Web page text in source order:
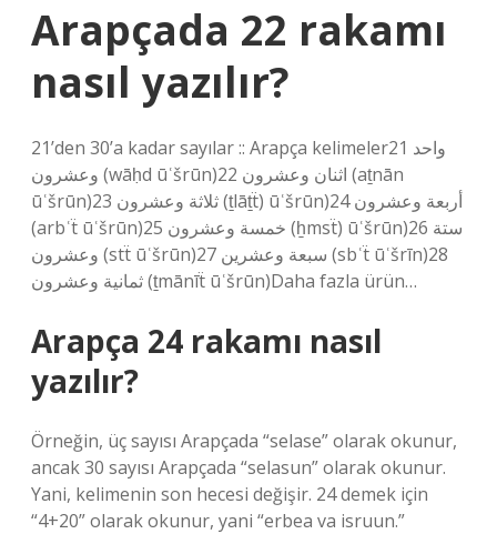
Arapçada 22 rakamı
nasıl yazılır?
21’den 30’a kadar sayılar :: Arapça kelimeler21 واحد
وعشرون (wāḥd ūʿšrūn)22 اثنان وعشرون (aṯnān
ūʿšrūn)23 ثلاثة وعشرون (ṯlāṯẗ) ūʿšrūn)24 أربعة وعشرون
(arbʿẗ ūʿšrūn)25 خمسة وعشرون (ẖmsẗ) ūʿšrūn)26 ستة
وعشرون (stẗ ūʿšrūn)27 سبعة وعشرين (sbʿẗ ūʿšrīn)28
ثمانية وعشرون (ṯmānīẗ ūʿšrūn)Daha fazla ürün…
Arapça 24 rakamı nasıl
yazılır?
Örneğin, üç sayısı Arapçada “selase” olarak okunur,
ancak 30 sayısı Arapçada “selasun” olarak okunur.
Yani, kelimenin son hecesi değişir. 24 demek için
“4+20” olarak okunur, yani “erbea va isruun.”